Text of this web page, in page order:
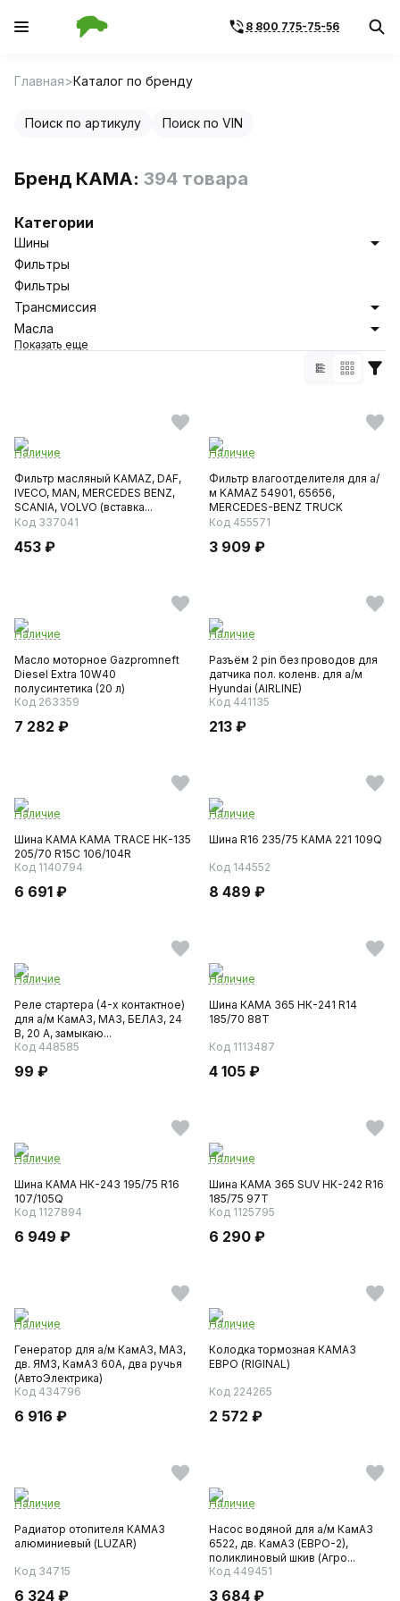
8 800 775-75-56
Главная Каталог по бренду
Поиск по артикулу Поиск по VIN
Бренд КАМА: 394 товара
Категории
Шины
Фильтры
Фильтры
Трансмиссия
Масла
Показать еще
Наличие
Фильтр масляный KAMAZ, DAF,
IVECO, MAN, MERCEDES BENZ,
SCANIA, VOLVO (вставка...
Код 337041
453 ₽
Наличие
Фильтр влагоотделителя для а/
м KAMAZ 54901, 65656,
MERCEDES-BENZ TRUCK
Actros...
Код 455571
3 909 ₽
Наличие
Масло моторное Gazpromneft
Diesel Extra 10W40
полусинтетика (20 л)
Код 263359
7 282 ₽
Наличие
Разъём 2 pin без проводов для
датчика пол. коленв. для а/м
Hyundai (AIRLINE)
Код 441135
213 ₽
Наличие
Шина КАМА КАМА TRACE НК-135
205/70 R15C 106/104R
Код 1140794
6 691 ₽
Наличие
Шина R16 235/75 КАМА 221 109Q
Код 144552
8 489 ₽
Наличие
Реле стартера (4-х контактное)
для а/м КамАЗ, МАЗ, БЕЛАЗ, 24
В, 20 А, замыкаю...
Код 448585
99 ₽
Наличие
Шина КАМА 365 НК-241 R14
185/70 88T
Код 1113487
4 105 ₽
Наличие
Шина КАМА НК-243 195/75 R16
107/105Q
Код 1127894
6 949 ₽
Наличие
Шина КАМА 365 SUV НК-242 R16
185/75 97T
Код 1125795
6 290 ₽
Наличие
Генератор для а/м КамАЗ, МАЗ,
дв. ЯМЗ, КамАЗ 60А, два ручья
(АвтоЭлектрика)
Код 434796
6 916 ₽
Наличие
Колодка тормозная КАМАЗ
ЕВРО (RIGINAL)
Код 224265
2 572 ₽
Наличие
Радиатор отопителя КАМАЗ
алюминиевый (LUZAR)
Код 34715
6 324 ₽
Наличие
Насос водяной для а/м КамАЗ
6522, дв. КамАЗ (ЕВРО-2),
поликлиновый шкив (Агро...
Код 449451
3 684 ₽